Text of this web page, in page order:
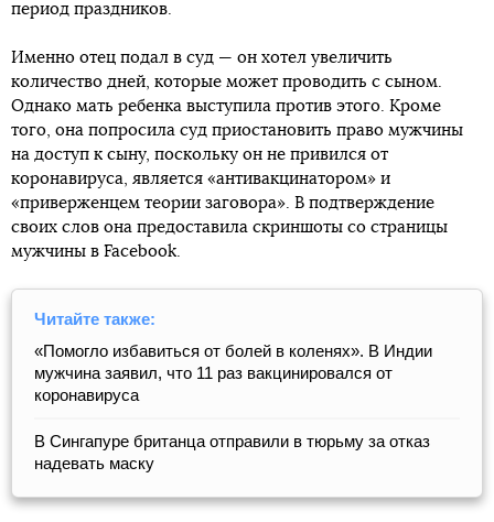
период праздников.
Именно отец подал в суд — он хотел увеличить
количество дней, которые может проводить с сыном.
Однако мать ребенка выступила против этого. Кроме
того, она попросила суд приостановить право мужчины
на доступ к сыну, поскольку он не привился от
коронавируса, является «антивакцинатором» и
«приверженцем теории заговора». В подтверждение
своих слов она предоставила скриншоты со страницы
мужчины в Facebook.
Читайте также:
«Помогло избавиться от болей в коленях». В Индии
мужчина заявил, что 11 раз вакцинировался от
коронавируса
В Сингапуре британца отправили в тюрьму за отказ
надевать маску